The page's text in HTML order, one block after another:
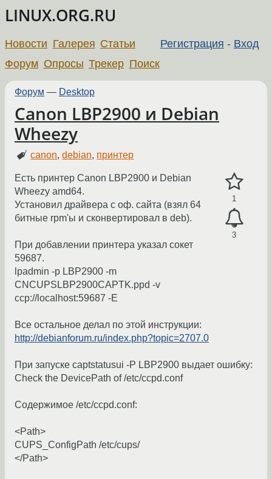
LINUX.ORG.RU
Регистрация - Вход
Новости Галерея Статьи
Форум Опросы Трекер Поиск
Форум — Desktop
Canon LBP2900 и Debian
Wheezy
canon,debian, принтер
1
3
Есть принтер Canon LBP2900 и Debian
Wheezy amd64.
Установил драйвера с оф. сайта (взял 64
битные rpm'ы и сконвертировал в deb).
При добавлении принтера указал сокет
59687.
lpadmin -p LBP2900 -m
CNCUPSLBP2900CAPTK.ppd -v
ccp://localhost:59687 -E
Все остальное делал по этой инструкции:
http://debianforum.ru/index.php?topic=2707.0
При запуске captstatusui -P LBP2900 выдает ошибку:
Check the DevicePath of /etc/ccpd.conf
Содержимое /etc/ccpd.conf:
<Path>
CUPS_ConfigPath /etc/cups/
</Path>